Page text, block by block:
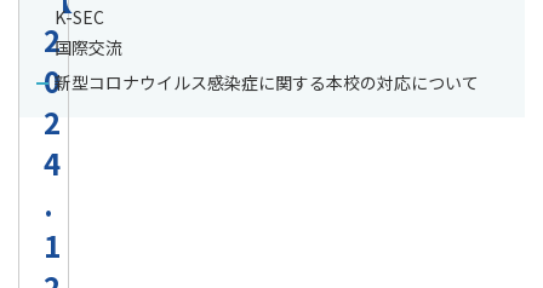
2
0
2
4
.
1
K-SEC
国際交流
新型コロナウイルス感染症に関する本校の対応について